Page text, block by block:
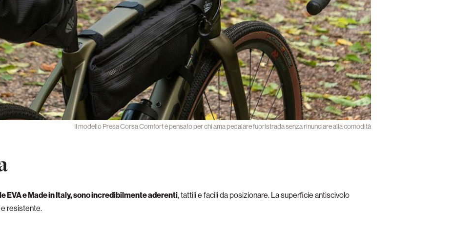
Il modello Presa Corsa Comfort è pensato per chi ama pedalare fuoristrada senza rinunciare alla comodità
EVA e Made in Italy, sono incredibilmente aderenti, tattili e facili da posizionare. La superficie antiscivolo
resistente.